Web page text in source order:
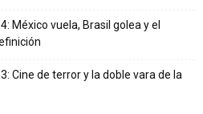
México vuela, Brasil golea y el
Cine de terror y la doble vara de la